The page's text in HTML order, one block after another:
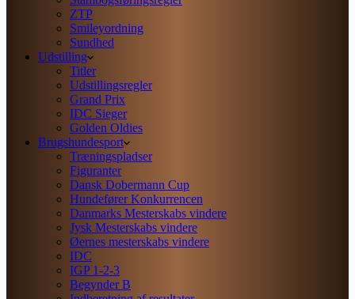
ZTP
Smileyordning
Sundhed
Udstilling
Titler
Udstillingsregler
Grand Prix
IDC Sieger
Golden Oldies
Brugshundesport
Træningspladser
Figuranter
Dansk Dobermann Cup
Hundefører Konkurrencen
Danmarks Mesterskabs vindere
Jysk Mesterskabs vindere
Øernes mesterskabs vindere
IDC
IGP 1-2-3
Begynder B